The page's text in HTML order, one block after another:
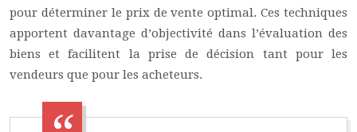
pour déterminer le prix de vente optimal. Ces techniques
apportent davantage d’objectivité dans l’évaluation des
biens et facilitent la prise de décision tant pour les
vendeurs que pour les acheteurs.